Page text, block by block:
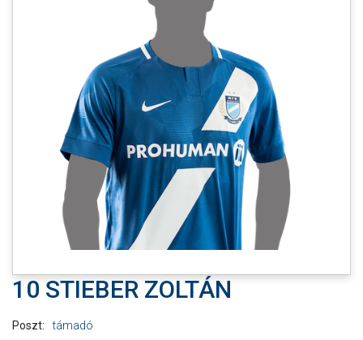
GALÉRIA
SZURKOLÓI ÉLMÉNYEK
AKKREDITÁCIÓ
10 STIEBER ZOLTÁN
Poszt: támadó